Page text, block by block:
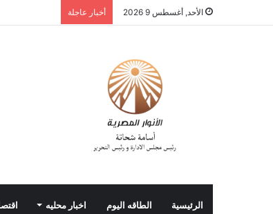
الأحد, أغسطس 9 2026 أخبار عاجلة
الرئيسية الطاقه اليوم اخبار محليه